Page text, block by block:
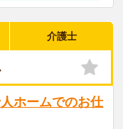
介護士
ホームでのお仕